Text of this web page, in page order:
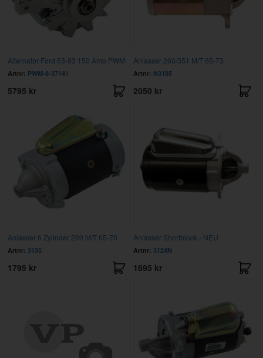
Alternator Ford 63-93 150 Amp PWM
Artnr: PWM-8-37141
5795 kr
Anlasser 260/351 M/T 65-73
Artnr: N3185
2050 kr
Anlasser 6 Zylinder 200 M/T 65-70
Artnr: 3135
1795 kr
Anlasser Shortblock - NEU
Artnr: 3124N
1695 kr